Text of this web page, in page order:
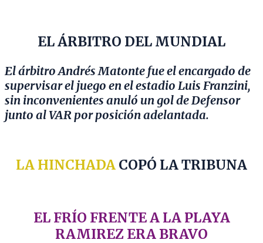
EL ÁRBITRO DEL MUNDIAL
El árbitro Andrés Matonte fue el encargado de
supervisar el juego en el estadio Luis Franzini,
sin inconvenientes anuló un gol de Defensor
junto al VAR por posición adelantada.
LA HINCHADA COPÓ LA TRIBUNA
EL FRÍO FRENTE A LA PLAYA
RAMIREZ ERA BRAVO